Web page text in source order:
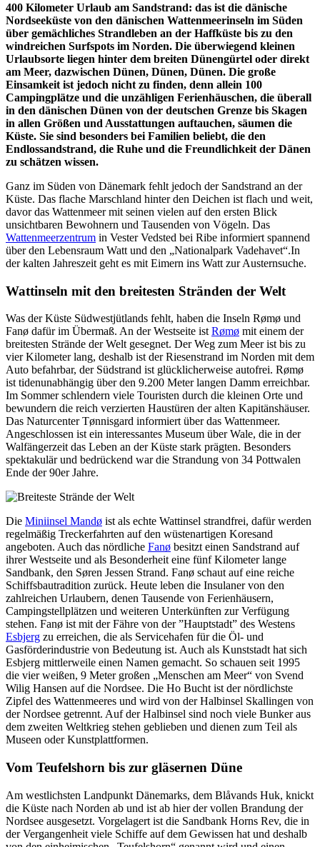
400 Kilometer Urlaub am Sandstrand: das ist die dänische
Nordseeküste von den dänischen Wattenmeerinseln im Süden
über gemächliches Strandleben an der Haffküste bis zu den
windreichen Surfspots im Norden. Die überwiegend kleinen
Urlaubsorte liegen hinter dem breiten Dünengürtel oder direkt
am Meer, dazwischen Dünen, Dünen, Dünen. Die große
Einsamkeit ist jedoch nicht zu finden, denn allein 100
Campingplätze und die unzähligen Ferienhäuschen, die überall
in den dänischen Dünen von der deutschen Grenze bis Skagen
in allen Größen und Ausstattungen auftauchen, säumen die
Küste. Sie sind besonders bei Familien beliebt, die den
Endlossandstrand, die Ruhe und die Freundlichkeit der Dänen
zu schätzen wissen.
Ganz im Süden von Dänemark fehlt jedoch der Sandstrand an der
Küste. Das flache Marschland hinter den Deichen ist flach und weit,
davor das Wattenmeer mit seinen vielen auf den ersten Blick
unsichtbaren Bewohnern und Tausenden von Vögeln. Das
Wattenmeerzentrum in Vester Vedsted bei Ribe informiert spannend
über den Lebensraum Watt und den „Nationalpark Vadehavet“.In
der kalten Jahreszeit geht es mit Eimern ins Watt zur Austernsuche.
Wattinseln mit den breitesten Stränden der Welt
Was der Küste Südwestjütlands fehlt, haben die Inseln Rømø und
Fanø dafür im Übermaß. An der Westseite ist Rømø mit einem der
breitesten Strände der Welt gesegnet. Der Weg zum Meer ist bis zu
vier Kilometer lang, deshalb ist der Riesenstrand im Norden mit dem
Auto befahrbar, der Südstrand ist glücklicherweise autofrei. Rømø
ist tidenunabhängig über den 9.200 Meter langen Damm erreichbar.
Im Sommer schlendern viele Touristen durch die kleinen Orte und
bewundern die reich verzierten Haustüren der alten Kapitänshäuser.
Das Naturcenter Tønnisgard informiert über das Wattenmeer.
Angeschlossen ist ein interessantes Museum über Wale, die in der
Walfängerzeit das Leben an der Küste stark prägten. Besonders
spektakulär und bedrückend war die Strandung von 34 Pottwalen
Ende der 90er Jahre.
Die Miniinsel Mandø ist als echte Wattinsel strandfrei, dafür werden
regelmäßig Treckerfahrten auf den wüstenartigen Koresand
angeboten. Auch das nördliche Fanø besitzt einen Sandstrand auf
ihrer Westseite und als Besonderheit eine fünf Kilometer lange
Sandbank, den Søren Jessen Strand. Fanø schaut auf eine reiche
Schiffsbautradition zurück. Heute leben die Insulaner von den
zahlreichen Urlaubern, denen Tausende von Ferienhäusern,
Campingstellplätzen und weiteren Unterkünften zur Verfügung
stehen. Fanø ist mit der Fähre von der ”Hauptstadt” des Westens
Esbjerg zu erreichen, die als Servicehafen für die Öl- und
Gasförderindustrie von Bedeutung ist. Auch als Kunststadt hat sich
Esbjerg mittlerweile einen Namen gemacht. So schauen seit 1995
die vier weißen, 9 Meter großen „Menschen am Meer“ von Svend
Wilig Hansen auf die Nordsee. Die Ho Bucht ist der nördlichste
Zipfel des Wattenmeeres und wird von der Halbinsel Skallingen von
der Nordsee getrennt. Auf der Halbinsel sind noch viele Bunker aus
dem zweiten Weltkrieg stehen geblieben und dienen zum Teil als
Museen oder Kunstplattformen.
Vom Teufelshorn bis zur gläsernen Düne
Am westlichsten Landpunkt Dänemarks, dem Blåvands Huk, knickt
die Küste nach Norden ab und ist ab hier der vollen Brandung der
Nordsee ausgesetzt. Vorgelagert ist die Sandbank Horns Rev, die in
der Vergangenheit viele Schiffe auf dem Gewissen hat und deshalb